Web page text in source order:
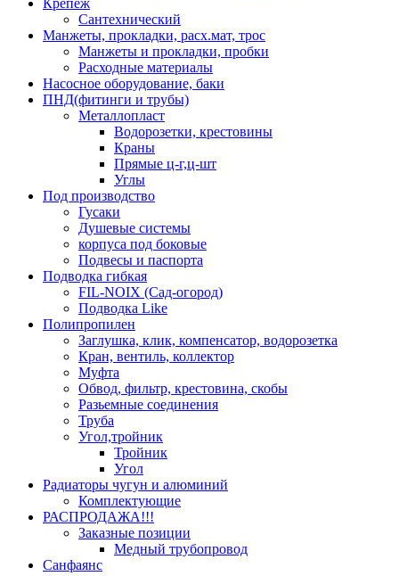
Крепеж
Сантехнический
Манжеты, прокладки, расх.мат, трос
Манжеты и прокладки, пробки
Расходные материалы
Насосное оборудование, баки
ПНД(фитинги и трубы)
Металлопласт
Водорозетки, крестовины
Краны
Прямые ц-г,ц-шт
Углы
Под производство
Гусаки
Душевые системы
корпуса под боковые
Подвесы и паспорта
Подводка гибкая
FIL-NOIX (Сад-огород)
Подводка Like
Полипропилен
Заглушка, клик, компенсатор, водорозетка
Кран, вентиль, коллектор
Муфта
Обвод, фильтр, крестовина, скобы
Разьемные соединения
Труба
Угол,тройник
Тройник
Угол
Радиаторы чугун и алюминий
Комплектующие
РАСПРОДАЖА!!!
Заказные позиции
Медный трубопровод
Санфаянс